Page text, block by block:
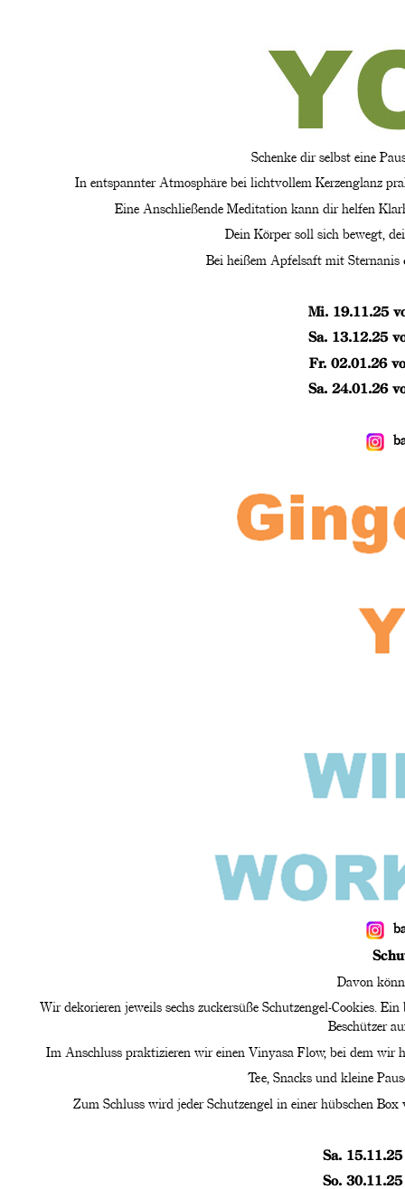
Schenke dir selbst eine
In entspannter Atmosphäre bei lichtvollem Kerzenglanz
Eine Anschließende Meditation kann dir helfen
Dein Körper soll sich bewegt,
Bei heißem Apfelsaft mit
Mi. 19.11.25
Sa. 13.12.25
Fr. 02.01.26
Sa. 24.01.26
Davon
Wir dekorieren jeweils sechs zuckersüße Schutzengel-Cookies.
Beschützer
Im Anschluss praktizieren wir einen Vinyasa Flow, bei dem wir
Tee, Snacks und kleine
Zum Schluss wird jeder Schutzengel in einer hübschen
Sa.
So.